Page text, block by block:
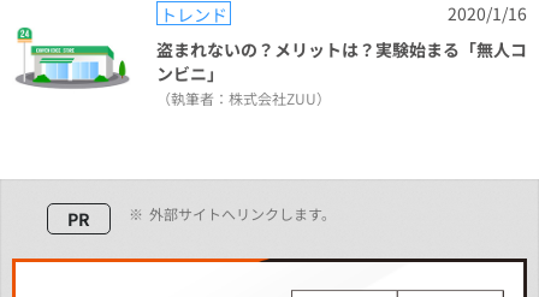
トレンド
2020/1/16
盗まれないの？メリットは？実験始まる「無人コ
ンビニ」
（執筆者：株式会社ZUU）
PR ※ 外部サイトへリンクします。